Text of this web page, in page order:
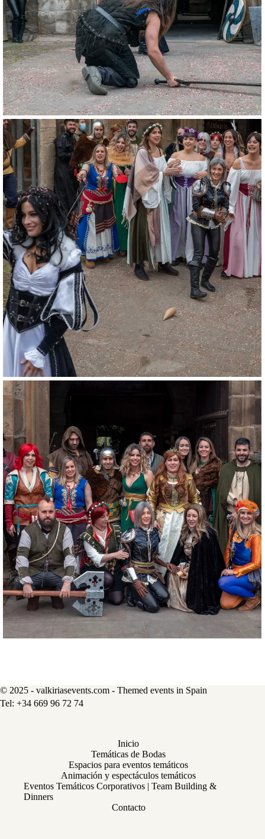
© 2025 - valkiriasevents.com - Themed events in Spain
Inicio
Temáticas de Bodas
Espacios para eventos temáticos
Animación y espectáculos temáticos
Eventos Temáticos Corporativos | Team Building &
Dinners
Contacto